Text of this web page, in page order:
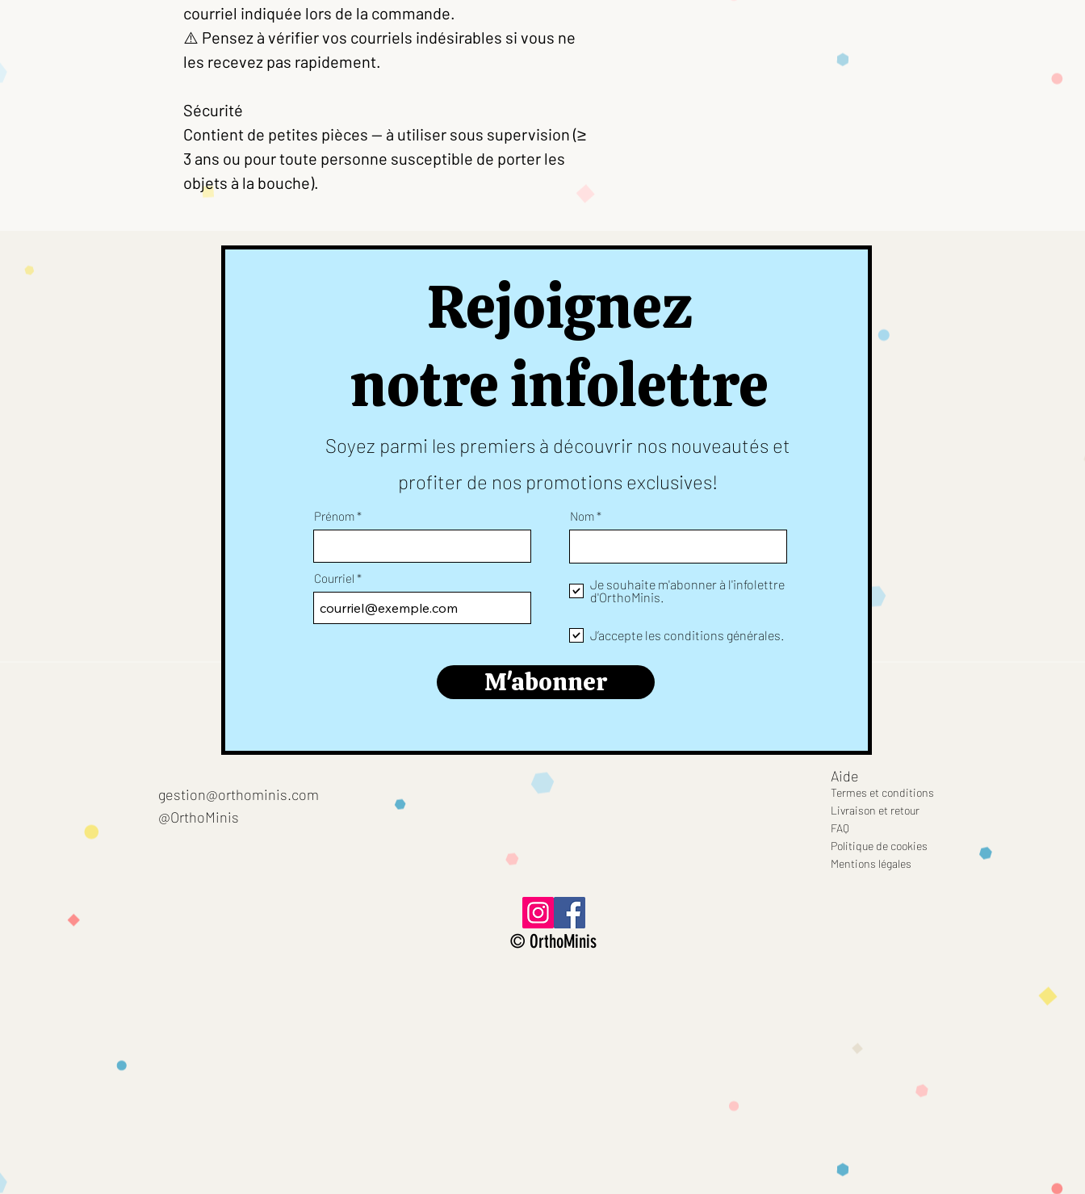
courriel indiquée lors de la commande.
⚠️ Pensez à vérifier vos courriels indésirables si vous ne
les recevez pas rapidement.
Sécurité
Contient de petites pièces — à utiliser sous supervision (≥
3 ans ou pour toute personne susceptible de porter les
objets à la bouche).
Rejoignez
notre infolettre
Soyez parmi les premiers à découvrir nos nouveautés et
profiter de nos promotions exclusives!
Prénom
Courriel
Nom
Je souhaite m'abonner à l'infolettre
d'OrthoMinis.
J’accepte les conditions générales.
M'abonner
gestion@orthominis.com
@OrthoMinis
Aide
Termes et conditions
Livraison et retour
FAQ
Politique de cookies
Mentions légales
© OrthoMinis